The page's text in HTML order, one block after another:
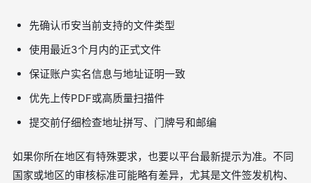
先确认币安当前支持的文件类型
使用最近3个月内的正式文件
保证账户实名信息与地址证明一致
优先上传PDF或高质量扫描件
提交前仔细检查地址拼写、门牌号和邮编
如果你所在地区有特殊要求，也要以平台最新提示为准。不同
国家或地区的审核标准可能略有差异，尤其是文件签发机构、